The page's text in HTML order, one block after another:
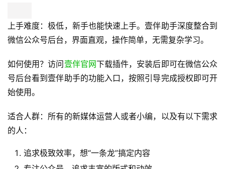
上手难度：极低，新手也能快速上手。壹伴助手深度整合到
微信公众号后台，界面直观，操作简单，无需复杂学习。
如何使用？访问 壹伴官网下载插件，安装后即可在微信公众
号后台看到壹伴助手的功能入口，按照引导完成授权即可开
始使用。
适合人群：所有的新媒体运营人或者小编，以及有以下需求
的人：
追求极致效率，想“一条龙”搞定内容